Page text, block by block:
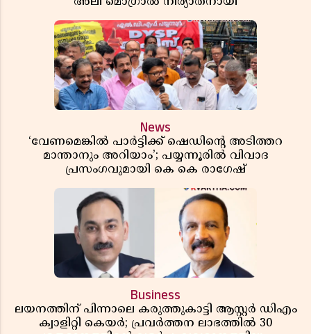
News
‘വേണമെങ്കിൽ പാർട്ടിക്ക് ഷെഡിൻ്റെ അടിത്തറ
മാന്താനും അറിയാം’; പയ്യന്നൂരിൽ വിവാദ
പ്രസംഗവുമായി കെ കെ രാഗേഷ്
Business
ലയനത്തിന് പിന്നാലെ കരുത്തുകാട്ടി ആസ്റ്റർ ഡിഎം
ക്വാളിറ്റി കെയർ; പ്രവർത്തന ലാഭത്തിൽ 30